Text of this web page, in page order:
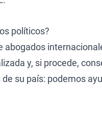
políticos?
y, si procede,
su país: podemos